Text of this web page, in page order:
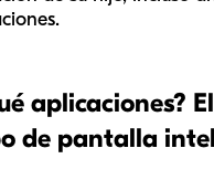
aplicaciones?
de pantalla